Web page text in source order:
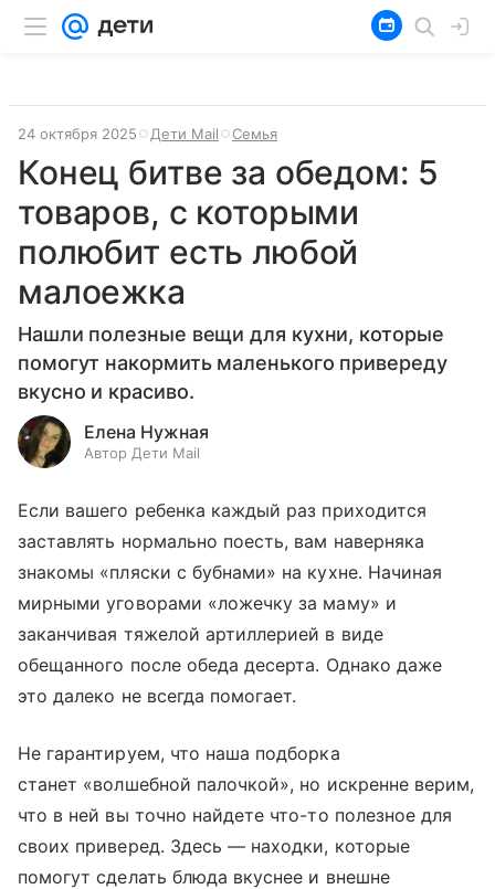
24 октября 2025 Дети Mail Семья
Конец битве за обедом: 5
товаров, с которыми
полюбит есть любой
малоежка
Нашли полезные вещи для кухни, которые
помогут накормить маленького привереду
вкусно и красиво.
Елена Нужная
Автор Дети Mail
Если вашего ребенка каждый раз приходится
заставлять нормально поесть, вам наверняка
знакомы «пляски с бубнами» на кухне. Начиная
мирными уговорами «ложечку за маму» и
заканчивая тяжелой артиллерией в виде
обещанного после обеда десерта. Однако даже
это далеко не всегда помогает.
Не гарантируем, что наша подборка
станет «волшебной палочкой», но искренне верим,
что в ней вы точно найдете что-то полезное для
своих приверед. Здесь — находки, которые
помогут сделать блюда вкуснее и внешне